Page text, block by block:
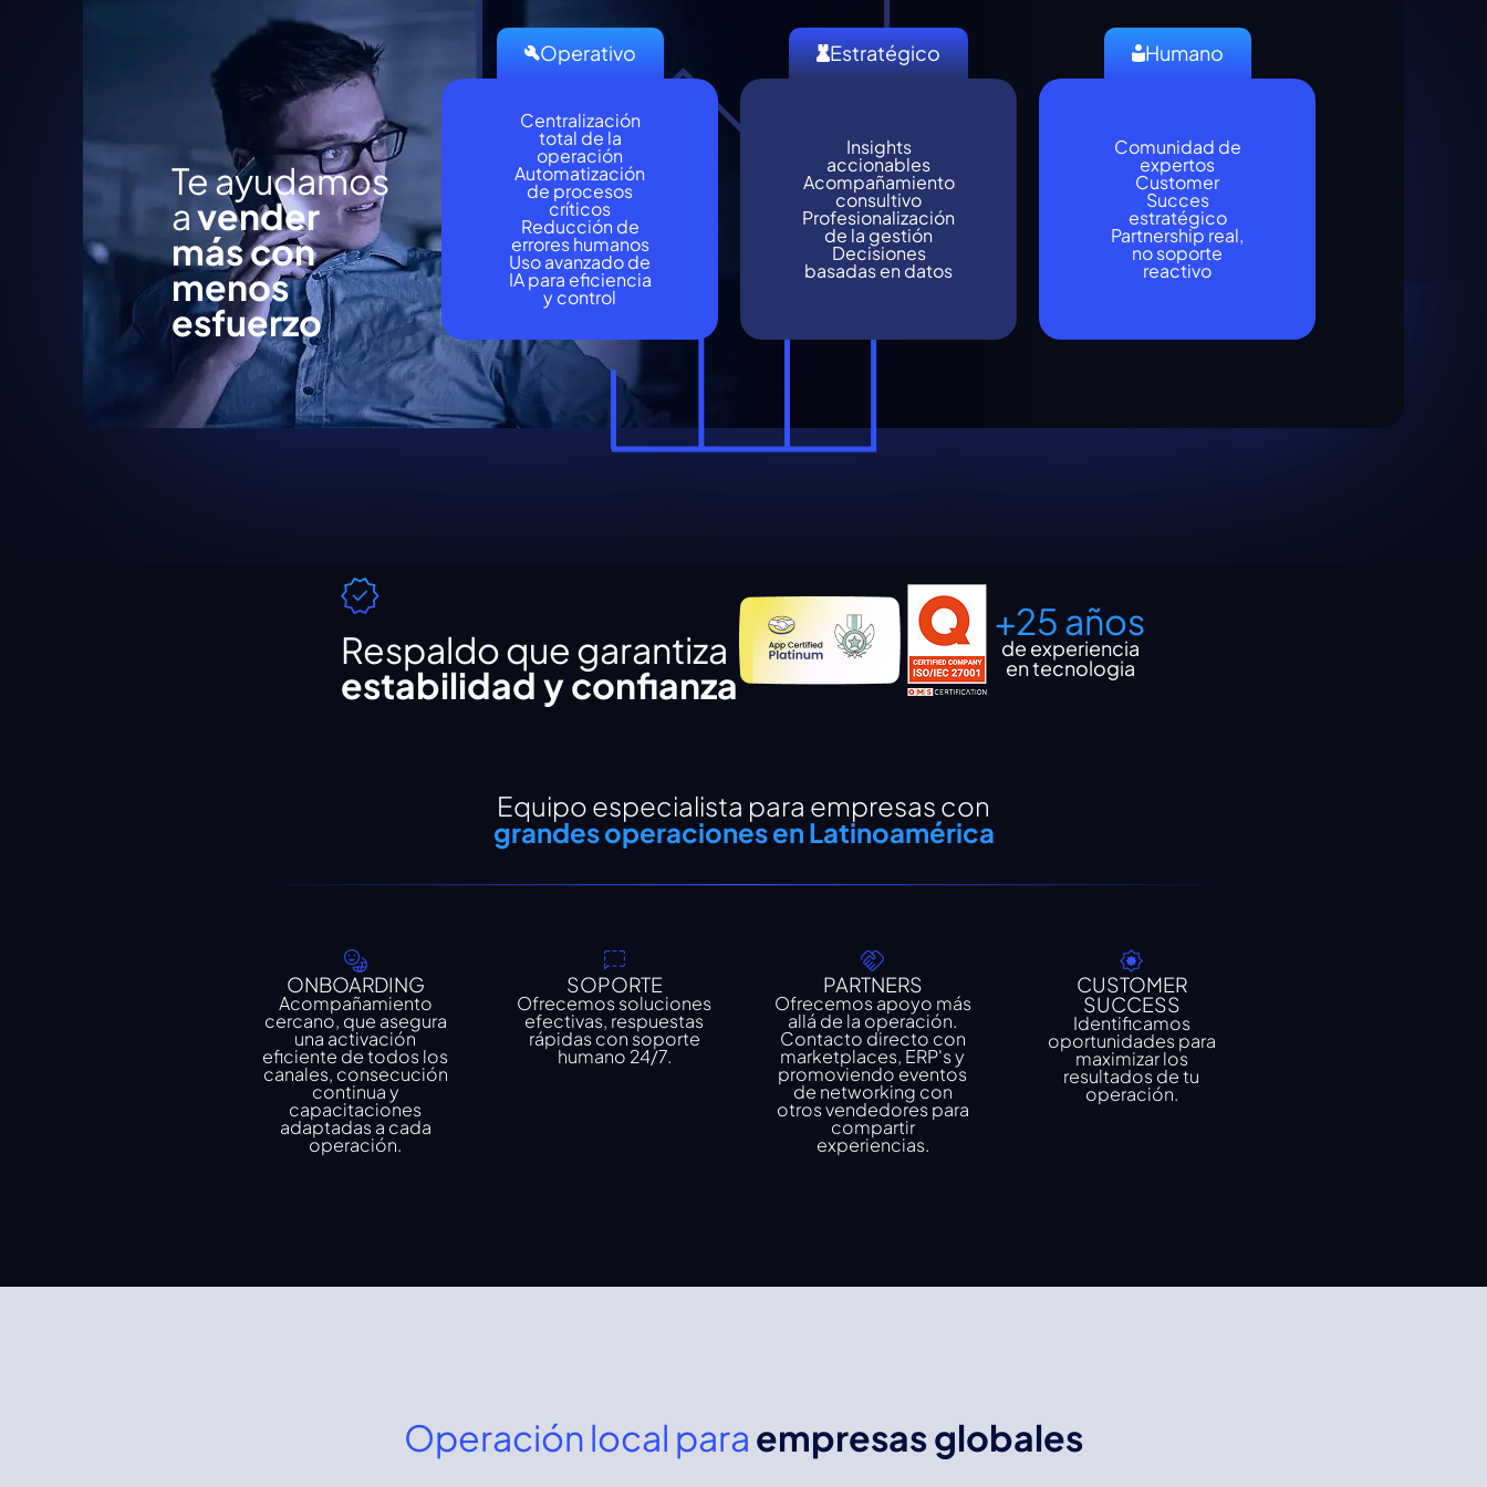
Te ayudamos
avender
más con
menos
esfuerzo
Operativo
Centralización
total de la
operación
Automatización
de procesos
críticos
Reducción de
errores humanos
Uso avanzado de
IA para eficiencia
y control
Estratégico
Insights
accionables
Acompañamiento
consultivo
Profesionalización
de la gestión
Decisiones
basadas en datos
Humano
Comunidad de
expertos
Customer
Succes
estratégico
Partnership real,
no soporte
reactivo
Respaldo que garantiza
estabilidad y confianza
+25 años
de experiencia
en tecnologia
Equipo especialista para empresas con
grandes operaciones en Latinoamérica
ONBOARDING
Acompañamiento
cercano, que asegura
una activación
eficiente de todos los
canales, consecución
continua y
capacitaciones
adaptadas a cada
operación.
SOPORTE
Ofrecemos soluciones
efectivas, respuestas
rápidas con soporte
humano 24/7.
PARTNERS
Ofrecemos apoyo más
allá de la operación.
Contacto directo con
marketplaces, ERP's y
promoviendo eventos
de networking con
otros vendedores para
compartir
experiencias.
CUSTOMER
SUCCESS
Identificamos
oportunidades para
maximizar los
resultados de tu
operación.
Operación local para empresas globales